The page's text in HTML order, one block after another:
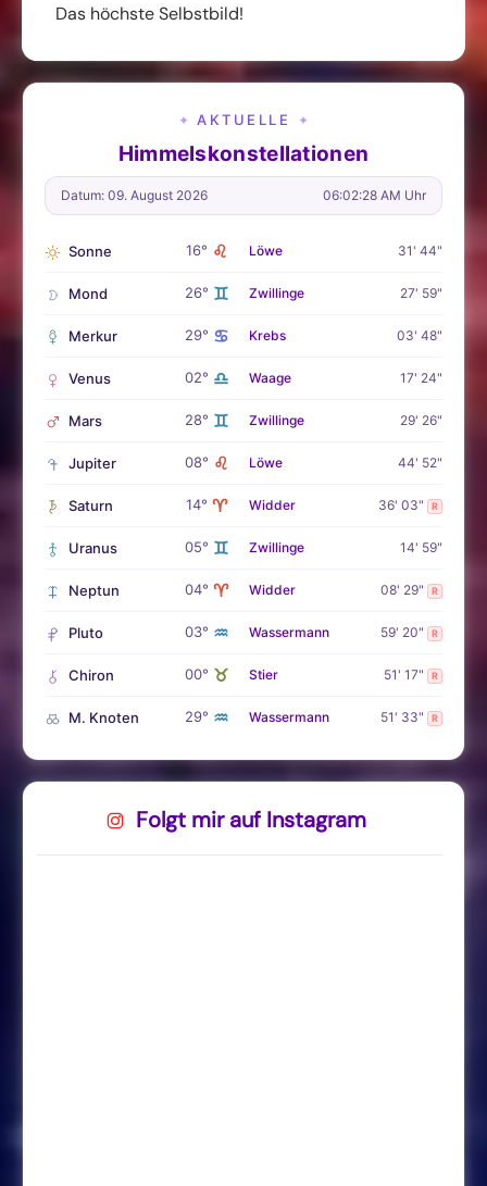
Das höchste Selbstbild!
✦ AKTUELLE ✦
Himmelskonstellationen
Datum: 09. August 2026 06:02:30 AM Uhr
Sonne 16° ♌ Löwe 31' 44"
Mond 26° ♊ Zwillinge 27' 59"
Merkur 29° ♋ Krebs 03' 48"
Venus 02° ♎ Waage 17' 24"
Mars 28° ♊ Zwillinge 29' 26"
Jupiter 08° ♌ Löwe 44' 52"
Saturn 14° ♈ Widder 36' 03" R
Uranus 05° ♊ Zwillinge 14' 59"
Neptun 04° ♈ Widder 08' 29" R
Pluto 03° ♒ Wassermann 59' 20" R
Chiron 00° ♉ Stier 51' 17" R
M. Knoten 29° ♒ Wassermann 51' 33" R
Folgt mir auf Instagram